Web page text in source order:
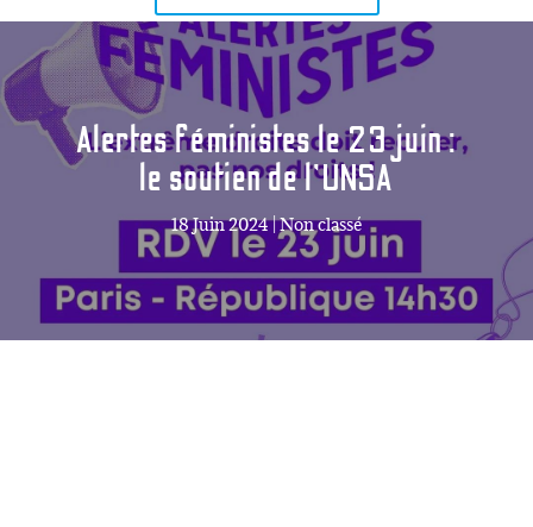
Alertes féministes le 23 juin :
le soutien de l’UNSA
18 Juin 2024|Non classé